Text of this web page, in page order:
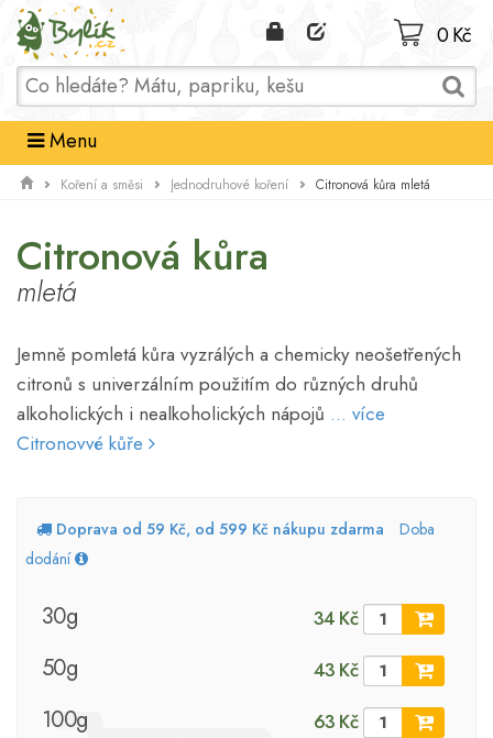
Domů
0 Kč
Menu
Koření a směsi Jednodruhové koření Citronová kůra mletá
Citronová kůra
mletá
Jemně pomletá kůra vyzrálých a chemicky neošetřených
citronů s univerzálním použitím do různých druhů
alkoholických i nealkoholických nápojů ... více
Citronovvé kůře
Doprava od 59 Kč, od 599 Kč nákupu zdarma
Doba
dodání
30g 34 Kč
50g 43 Kč
100g 63 Kč